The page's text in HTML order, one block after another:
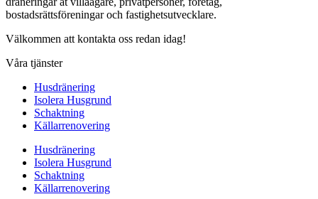
bostadsrättsföreningar och fastighetsutvecklare.
Välkommen att kontakta oss redan idag!
Våra tjänster
Husdränering
Isolera Husgrund
Schaktning
Källarrenovering
Husdränering
Isolera Husgrund
Schaktning
Källarrenovering